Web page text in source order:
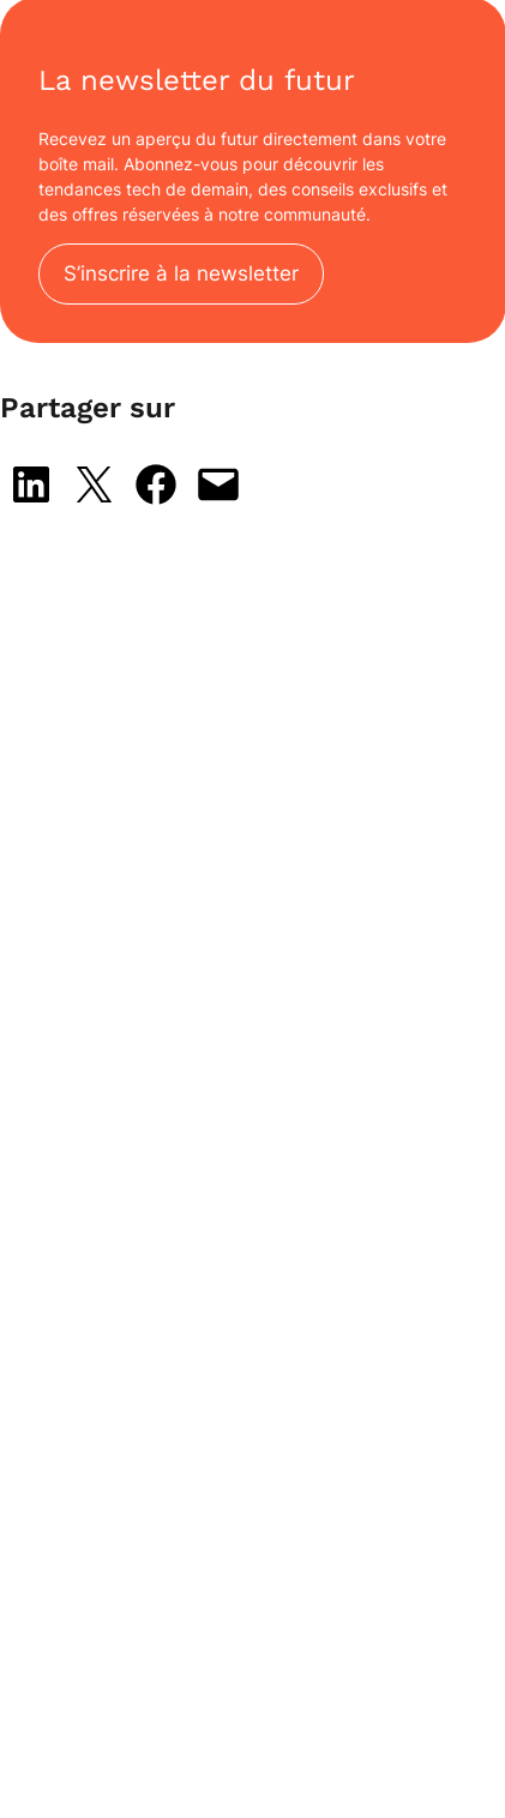
La newsletter du futur
Recevez un aperçu du futur directement dans votre
boîte mail. Abonnez-vous pour découvrir les
tendances tech de demain, des conseils exclusifs et
des offres réservées à notre communauté.
S’inscrire à la newsletter
Partager sur
Share on LinkedIn
Share on X Share on Facebook
Email this Page